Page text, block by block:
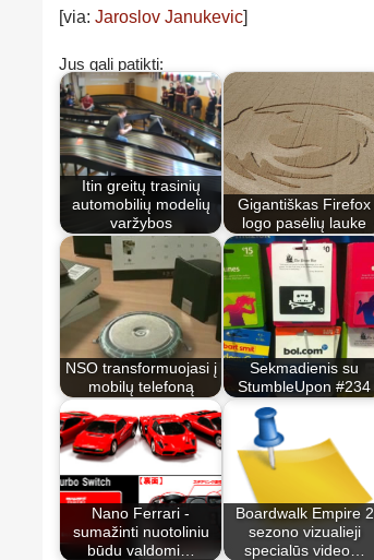
[via: Jaroslov Janukevic]
Jus gali patikti:
Itin greitų trasinių
automobilių modelių
varžybos
Gigantiškas Firefox
logo pasėlių lauke
NSO transformuojasi į
mobilų telefoną
Sekmadienis su
StumbleUpon #234
Nano Ferrari -
sumažinti nuotoliniu
būdu valdomi…
Boardwalk Empire 2
sezono vizualieji
specialūs video…